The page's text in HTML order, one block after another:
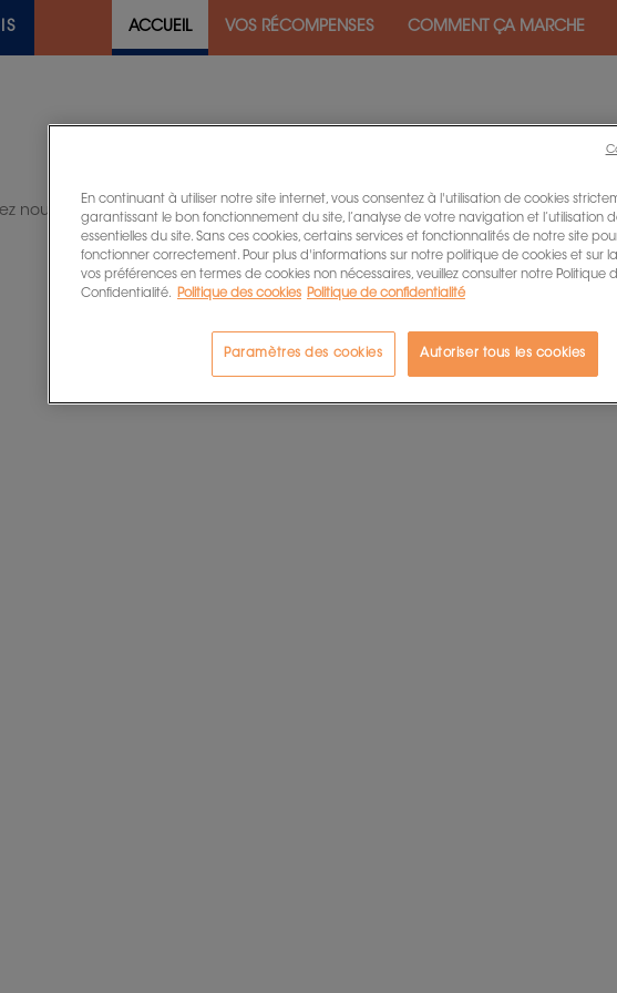
ACCUEIL VOS RÉCOMPENSES COMMENT ÇA MARCHE
nous contacter au ou à l'adresse suivante :
En continuant à utiliser notre site internet, vous consentez à l'utilisation de cookies
garantissant le bon fonctionnement du site, l’analyse de votre navigation et l’utilisation
essentielles du site. Sans ces cookies, certains services et fonctionnalités de notre site
fonctionner correctement. Pour plus d'informations sur notre politique de cookies et sur
vos préférences en termes de cookies non nécessaires, veuillez consulter notre Politique
Confidentialité. Politique des cookies Politique de confidentialité
Autoriser tous les cookies
Paramètres des cookies